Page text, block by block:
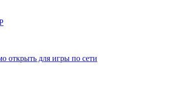
открыть для игры по сети